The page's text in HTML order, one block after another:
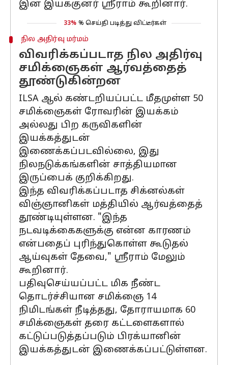
இன் இயக்குனர் ஸ்ரீராம் கூறினார்.
33% % செய்தி படித்து விட்டீர்கள்
நில அதிர்வு மர்மம்
விவரிக்கப்படாத நில அதிர்வு
சமிக்ஞைகள் ஆர்வத்தைத்
தூண்டுகின்றன
ILSA ஆல் கண்டறியப்பட்ட மீதமுள்ள 50
சமிக்ஞைகள் ரோவரின் இயக்கம்
அல்லது பிற கருவிகளின்
இயக்கத்துடன்
இணைக்கப்படவில்லை, இது
நிலநடுக்கங்களின் சாத்தியமான
இருப்பைக் குறிக்கிறது.
இந்த விவரிக்கப்படாத சிக்னல்கள்
விஞ்ஞானிகள் மத்தியில் ஆர்வத்தைத்
தூண்டியுள்ளன. "இந்த
நடவடிக்கைகளுக்கு என்ன காரணம்
என்பதைப் புரிந்துகொள்ள கூடுதல்
ஆய்வுகள் தேவை," ஸ்ரீராம் மேலும்
கூறினார்.
பதிவுசெய்யப்பட்ட மிக நீண்ட
தொடர்ச்சியான சமிக்ஞை 14
நிமிடங்கள் நீடித்தது, தோராயமாக 60
சமிக்ஞைகள் தரை கட்டளைகளால்
கட்டுப்படுத்தப்படும் பிரக்யானின்
இயக்கத்துடன் இணைக்கப்பட்டுள்ளன.